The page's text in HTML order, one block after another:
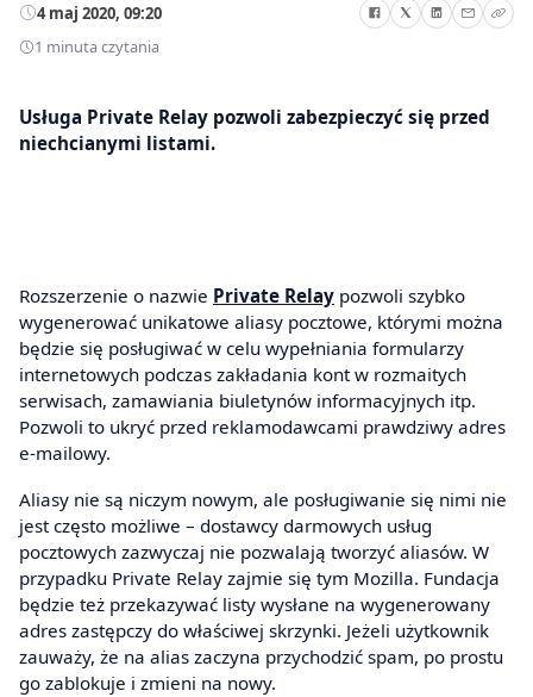
4 maj 2020, 09:20
1 minuta czytania
Usługa Private Relay pozwoli zabezpieczyć się przed
niechcianymi listami.
Rozszerzenie o nazwie Private Relay pozwoli szybko
wygenerować unikatowe aliasy pocztowe, którymi można
będzie się posługiwać w celu wypełniania formularzy
internetowych podczas zakładania kont w rozmaitych
serwisach, zamawiania biuletynów informacyjnych itp.
Pozwoli to ukryć przed reklamodawcami prawdziwy adres
e-mailowy.
Aliasy nie są niczym nowym, ale posługiwanie się nimi nie
jest często możliwe – dostawcy darmowych usług
pocztowych zazwyczaj nie pozwalają tworzyć aliasów. W
przypadku Private Relay zajmie się tym Mozilla. Fundacja
będzie też przekazywać listy wysłane na wygenerowany
adres zastępczy do właściwej skrzynki. Jeżeli użytkownik
zauważy, że na alias zaczyna przychodzić spam, po prostu
go zablokuje i zmieni na nowy.